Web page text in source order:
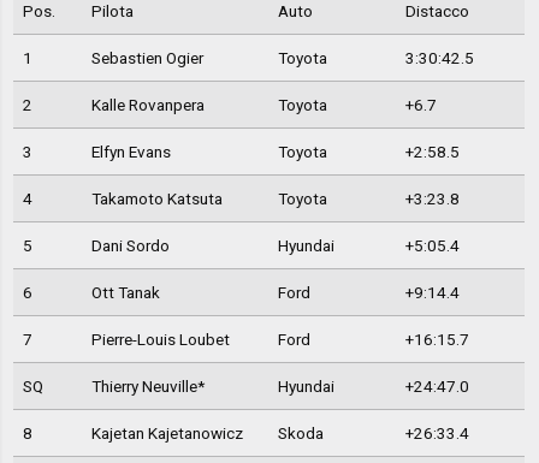
Pos. Pilota Auto Distacco
1 Sebastien Ogier Toyota 3:30:42.5
2 Kalle Rovanpera Toyota +6.7
3 Elfyn Evans Toyota +2:58.5
4 Takamoto Katsuta Toyota +3:23.8
5 Dani Sordo Hyundai +5:05.4
6 Ott Tanak Ford +9:14.4
7 Pierre-Louis Loubet Ford +16:15.7
SQ Thierry Neuville* Hyundai +24:47.0
8 Kajetan Kajetanowicz Skoda +26:33.4